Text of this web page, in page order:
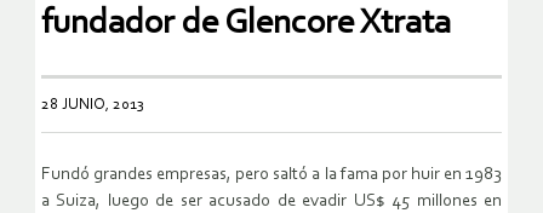
fundador de Glencore Xtrata
28 JUNIO, 2013
Fundó grandes empresas, pero saltó a la fama por huir en 1983
a Suiza, luego de ser acusado de evadir US$ 45 millones en